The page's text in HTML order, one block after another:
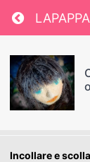
Return to
Grattugiare
Ruotare
Incollare e